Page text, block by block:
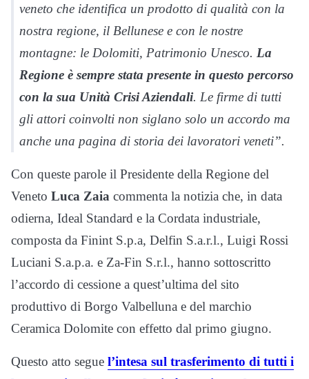
veneto che identifica un prodotto di qualità con la
nostra regione, il Bellunese e con le nostre
montagne: le Dolomiti, Patrimonio Unesco. La
Regione è sempre stata presente in questo percorso
con la sua Unità Crisi Aziendali. Le firme di tutti
gli attori coinvolti non siglano solo un accordo ma
anche una pagina di storia dei lavoratori veneti”.
Con queste parole il Presidente della Regione del
Veneto Luca Zaia commenta la notizia che, in data
odierna, Ideal Standard e la Cordata industriale,
composta da Finint S.p.a, Delfin S.a.r.l., Luigi Rossi
Luciani S.a.p.a. e Za-Fin S.r.l., hanno sottoscritto
l’accordo di cessione a quest’ultima del sito
produttivo di Borgo Valbelluna e del marchio
Ceramica Dolomite con effetto dal primo giugno.
Questo atto segue l’intesa sul trasferimento di tutti i